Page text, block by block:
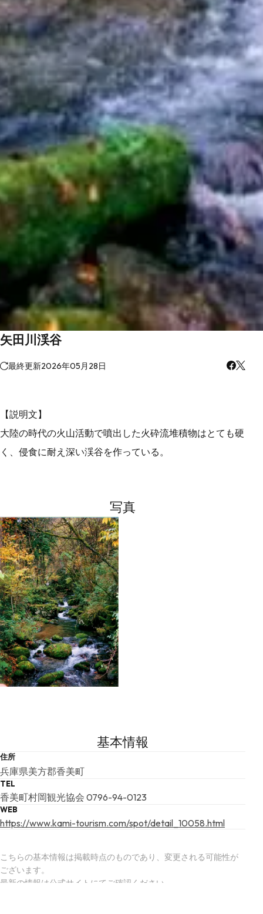
矢田川渓谷
最終更新2026年05月28日
【説明文】
大陸の時代の火山活動で噴出した火砕流堆積物はとても硬
く、侵食に耐え深い渓谷を作っている。
写真
基本情報
住所
兵庫県美方郡香美町
TEL
香美町村岡観光協会 0796-94-0123
WEB
https://www.kami-tourism.com/spot/detail_10058.html
こちらの基本情報は掲載時点のものであり、変更される可能性が
ございます。
最新の情報は公式サイトにてご確認ください。